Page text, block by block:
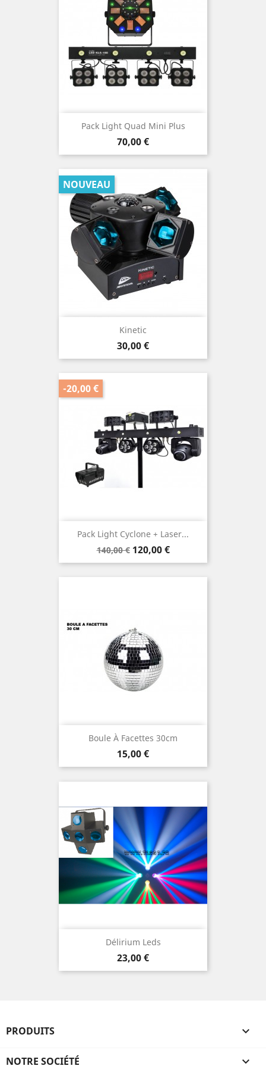
Pack Light Quad Mini Plus
Prix
70,00 €
Kinetic
Prix
30,00 €
NOUVEAU
Pack Light Cyclone + Laser...
Prix
de
140,00 € Prix
120,00 €
-20,00 €
Boule À Facettes 30cm
Prix
15,00 €
Délirium Leds
Prix
23,00 €
PRODUITS 
NOTRE SOCIÉTÉ 